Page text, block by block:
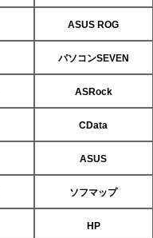
ASUS ROG
パソコンSEVEN
ASRock
CData
ASUS
ソフマップ
HP